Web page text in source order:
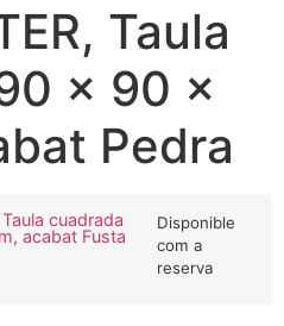
Taula
x 90 x
Pedra
Taula cuadrada
acabat Fusta
Disponible
com a
reserva